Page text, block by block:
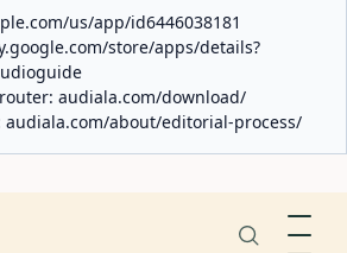
us/app/id6446038181
store/apps/details?
audiala.com/download/
audiala.com/about/editorial-process/